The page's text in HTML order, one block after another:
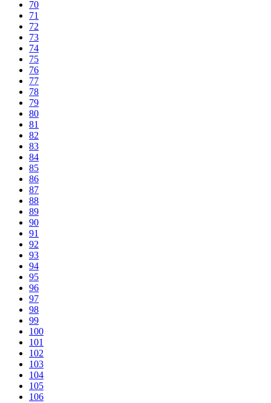
70
71
72
73
74
75
76
77
78
79
80
81
82
83
84
85
86
87
88
89
90
91
92
93
94
95
96
97
98
99
100
101
102
103
104
105
106